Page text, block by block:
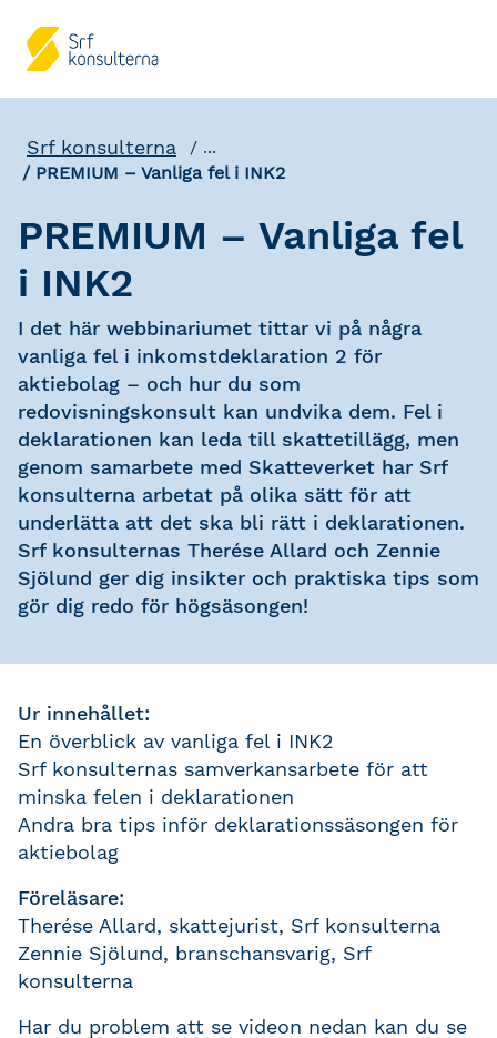
Srf konsulterna
...
PREMIUM – Vanliga fel i INK2
PREMIUM – Vanliga fel
i INK2
I det här webbinariumet tittar vi på några
vanliga fel i inkomstdeklaration 2 för
aktiebolag – och hur du som
redovisningskonsult kan undvika dem. Fel i
deklarationen kan leda till skattetillägg, men
genom samarbete med Skatteverket har Srf
konsulterna arbetat på olika sätt för att
underlätta att det ska bli rätt i deklarationen.
Srf konsulternas Therése Allard och Zennie
Sjölund ger dig insikter och praktiska tips som
gör dig redo för högsäsongen!
Ur innehållet:
En överblick av vanliga fel i INK2
Srf konsulternas samverkansarbete för att
minska felen i deklarationen
Andra bra tips inför deklarationssäsongen för
aktiebolag
Föreläsare:
Therése Allard, skattejurist, Srf konsulterna
Zennie Sjölund, branschansvarig, Srf
konsulterna
Har du problem att se videon nedan kan du se